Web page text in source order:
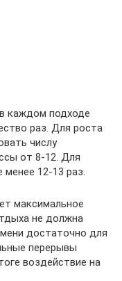
каждом подходе
раз. Для роста
числу
от 8-12. Для
менее 12-13 раз.
максимальное
не должна
достаточно для
перерывы
воздействие на